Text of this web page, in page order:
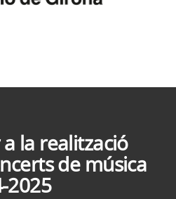
la realització
de música
2025